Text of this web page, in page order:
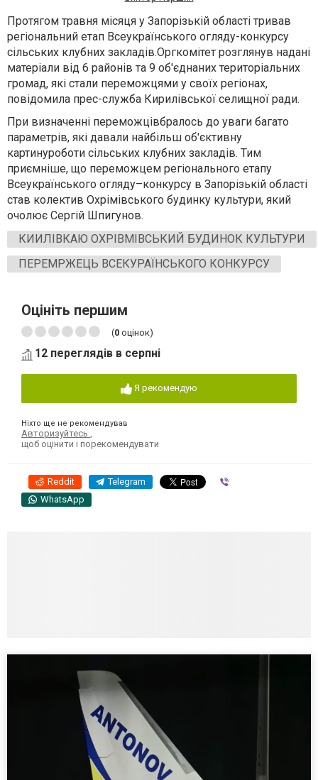
Протягом травня місяця у Запорізькій області тривав
регіональний етап Всеукраїнського огляду-конкурсу
сільських клубних закладів.Оргкомітет розглянув надані
матеріали від 6 районів та 9 об'єднаних територіальних
громад, які стали переможцями у своїх регіонах,
повідомила прес-служба Кирилівської селищної ради.
При визначенні переможцівбралось до уваги багато
параметрів, які давали найбільш об'єктивну
картинуроботи сільських клубних закладів. Тим
приємніше, що переможцем регіонального етапу
Всеукраїнського огляду–конкурсу в Запорізькій області
став колектив Охрімівського будинку культури, який
очолює Сергій Шпигунов.
КИИЛІВКАЮ ОХРІВМІВСЬКИЙ БУДИНОК КУЛЬТУРИ
ПЕРЕМРЖЕЦЬ ВСЕКУРАЇНСЬКОГО КОНКУРСУ
Оцініть першим
(0 оцінок)
12 переглядів в серпні
Я рекомендую
Ніхто ще не рекомендував
Авторизуйтесь
щоб оцінити і порекомендувати
Reddit Telegram
WhatsApp